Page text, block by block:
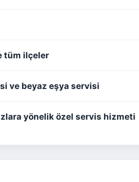
tüm ilçeler
ve beyaz eşya servisi
yönelik özel servis hizmeti